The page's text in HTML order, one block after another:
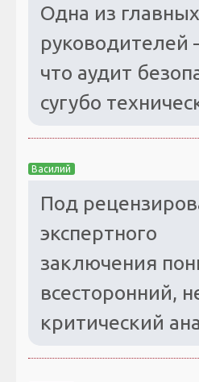
Одна из
руководителей
что аудит
сугубо
Василий
Под
экспертного
заключения
всесторонний,
критический